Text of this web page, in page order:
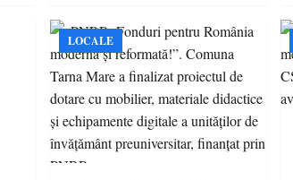
accesul pacienților la
medicamente esențiale
LOCALE